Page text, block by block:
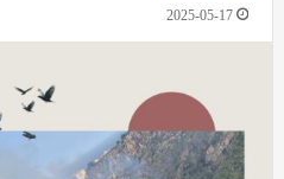
2025-05-17